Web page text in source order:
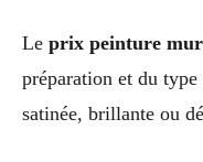
Le prix peinture mur
préparation et du
satinée, brillante ou